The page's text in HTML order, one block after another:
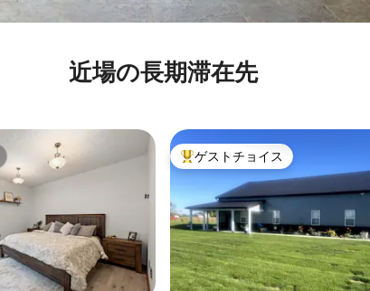
近場の長期滞在先
大好評のゲストチョイスです。
ゲストチョイス